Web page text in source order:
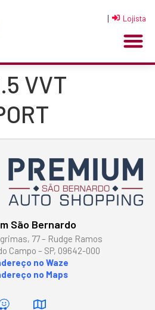
| Lojista
VVT
São Bernardo
77 – Rudge Ramos
Campo – SP, 09642-000
no Waze
no Maps